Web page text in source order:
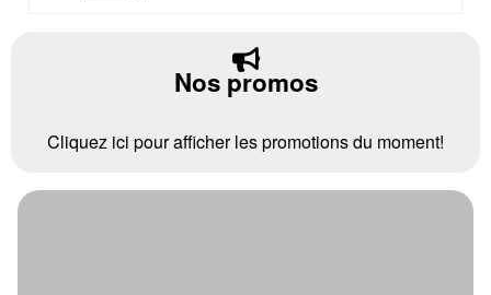
Nos promos
Cliquez ici pour afficher les promotions du moment!